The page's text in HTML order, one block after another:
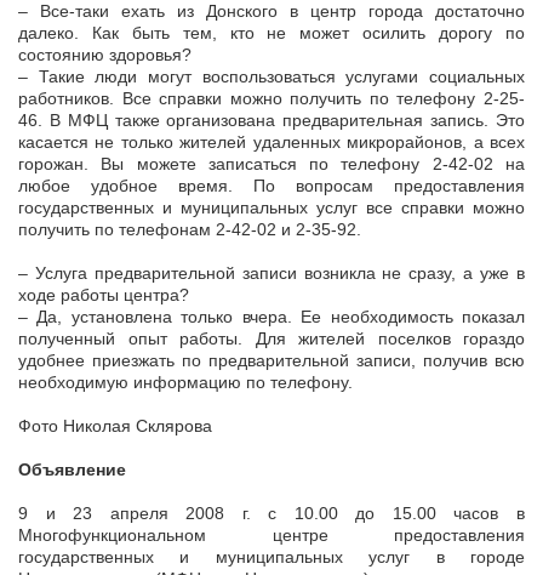
– Все-таки ехать из Донского в центр города достаточно
далеко. Как быть тем, кто не может осилить дорогу по
состоянию здоровья?
– Такие люди могут воспользоваться услугами социальных
работников. Все справки можно получить по телефону 2-25-
46. В МФЦ также организована предварительная запись. Это
касается не только жителей удаленных микрорайонов, а всех
горожан. Вы можете записаться по телефону 2-42-02 на
любое удобное время. По вопросам предоставления
государственных и муниципальных услуг все справки можно
получить по телефонам 2-42-02 и 2-35-92.
– Услуга предварительной записи возникла не сразу, а уже в
ходе работы центра?
– Да, установлена только вчера. Ее необходимость показал
полученный опыт работы. Для жителей поселков гораздо
удобнее приезжать по предварительной записи, получив всю
необходимую информацию по телефону.
Фото Николая Склярова
Объявление
9 и 23 апреля 2008 г. с 10.00 до 15.00 часов в
Многофункциональном центре предоставления
государственных и муниципальных услуг в городе